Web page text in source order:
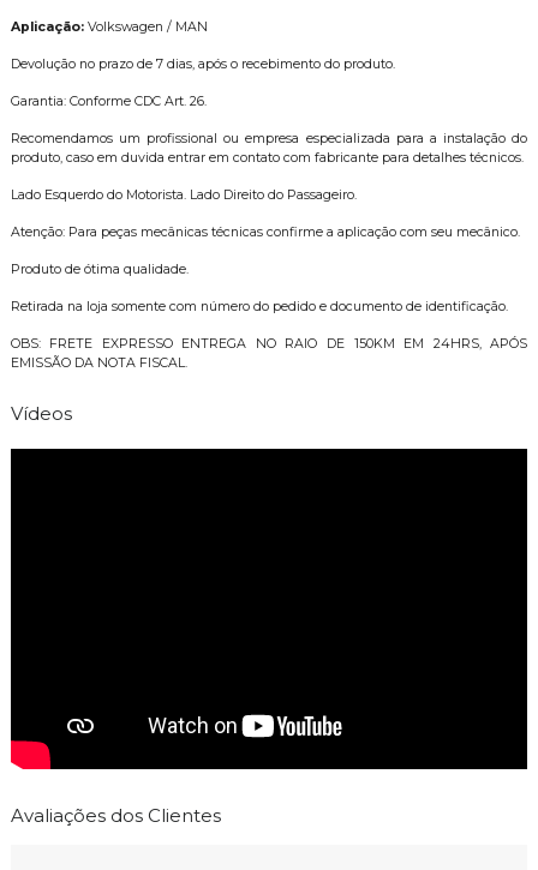
Aplicação: Volkswagen / MAN
Devolução no prazo de 7 dias, após o recebimento do produto.
Garantia: Conforme CDC Art. 26.
Recomendamos um profissional ou empresa especializada para a instalação do
produto, caso em duvida entrar em contato com fabricante para detalhes técnicos.
Lado Esquerdo do Motorista. Lado Direito do Passageiro.
Atenção: Para peças mecânicas técnicas confirme a aplicação com seu mecânico.
Produto de ótima qualidade.
Retirada na loja somente com número do pedido e documento de identificação.
OBS: FRETE EXPRESSO ENTREGA NO RAIO DE 150KM EM 24HRS, APÓS
EMISSÃO DA NOTA FISCAL.
Vídeos
Avaliações dos Clientes